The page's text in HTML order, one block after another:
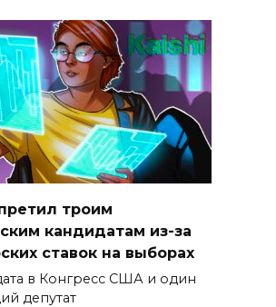
троим
кандидатам из-за
ставок на выборах
в Конгресс США и один
депутат